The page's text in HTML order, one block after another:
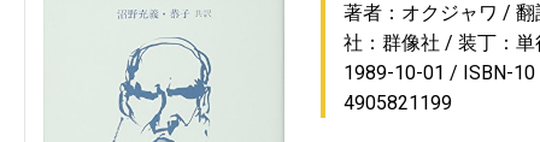
著者：オクジャワ
翻
社：群像社
装丁：
1989-10-01
ISBN-
4905821199